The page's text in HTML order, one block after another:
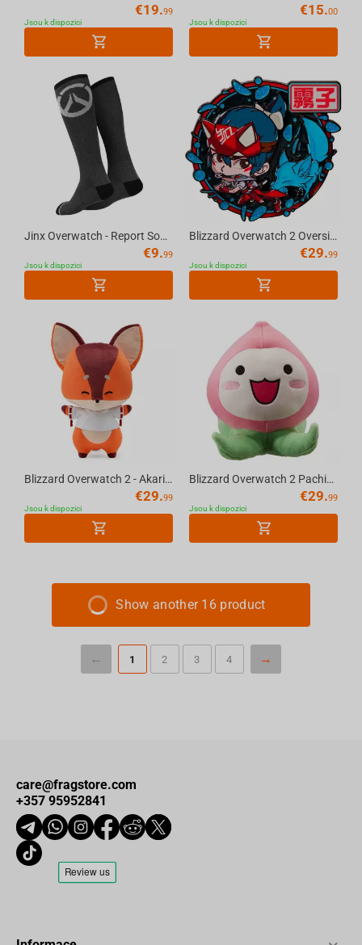
€19.99
Jsou k dispozici
€15.00
Jsou k dispozici
Jinx Overwatch - Report Socks One size
€9.99
Jsou k dispozici
Blizzard Overwatch 2 Oversized Kiriko Pin
€29.99
Jsou k dispozici
Blizzard Overwatch 2 - Akari's Fox Plush 33cm (color box)
€29.99
Jsou k dispozici
Blizzard Overwatch 2 Pachimari Plush 16.5 cm
€29.99
Jsou k dispozici
Show another 16 product
1 2 3 4
care@fragstore.com
+357 95952841